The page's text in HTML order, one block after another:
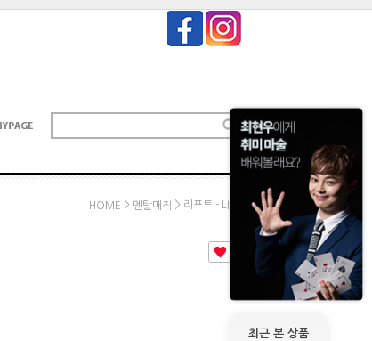
최근 본 상품
HOME > 멘탈매직 > 리프트 - LIFT